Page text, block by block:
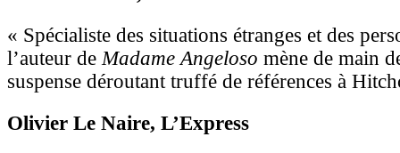
« Spécialiste des situations étranges et des
l’auteur deMadame Angeloso mène de main
suspense déroutant truffé de références à
Olivier Le Naire, L’Express